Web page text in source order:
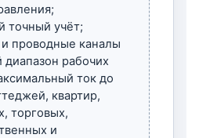
точный учёт;
проводные каналы
рабочих
ток до
квартир,
торговых,
и